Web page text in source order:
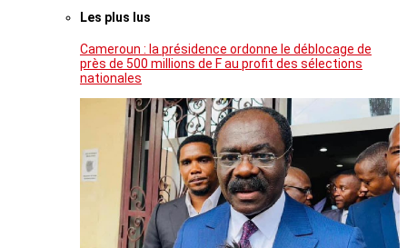
Les plus lus
Cameroun : la présidence ordonne le déblocage de
près de 500 millions de F au profit des sélections
nationales